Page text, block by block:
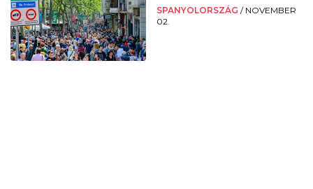
SPANYOLORSZÁG / NOVEMBER
02.